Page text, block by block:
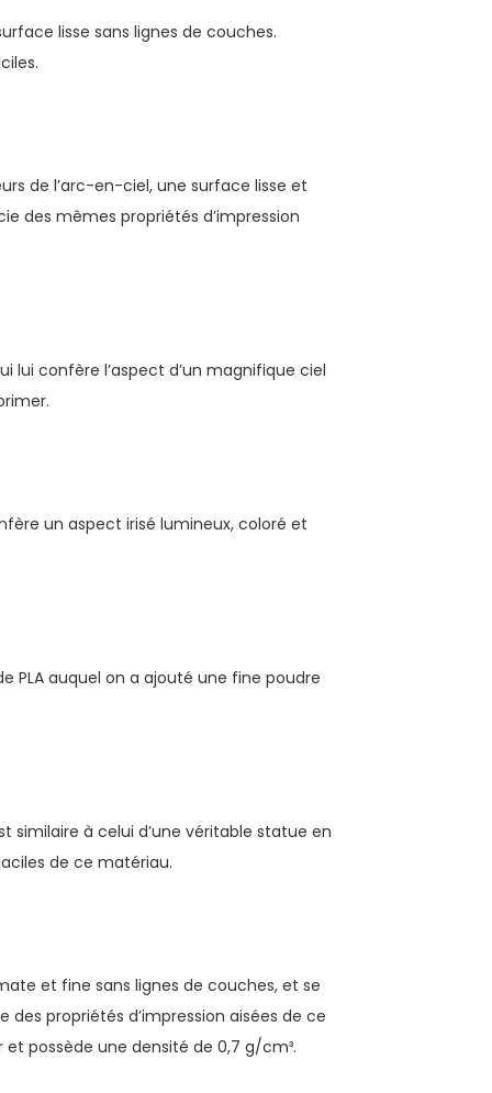
lisse sans lignes de couches.
de l’arc-en-ciel, une surface lisse et
des mêmes propriétés d’impression
lui confère l’aspect d’un magnifique ciel
un aspect irisé lumineux, coloré et
PLA auquel on a ajouté une fine poudre
similaire à celui d’une véritable statue en
de ce matériau.
et fine sans lignes de couches, et se
propriétés d’impression aisées de ce
possède une densité de 0,7 g/cm³.